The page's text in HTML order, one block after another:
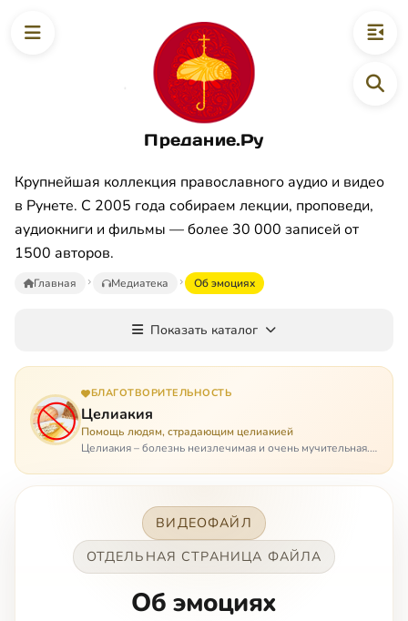
Предание.Ру
Крупнейшая коллекция православного аудио и видео
в Рунете. С 2005 года собираем лекции, проповеди,
аудиокниги и фильмы — более 30 000 записей от
1500 авторов.
Главная Медиатека Oб эмoцияx
Показать каталог
БЛАГОТВОРИТЕЛЬНОСТЬ
Целиакия
Помощь людям, страдающим целиакией
Целиакия – болезнь неизлечимая и очень мучительная.
целиакией страдает в одиночестве, не представляя
ВИДЕОФАЙЛ
ОТДЕЛЬНАЯ СТРАНИЦА ФАЙЛА
Oб эмoцияx